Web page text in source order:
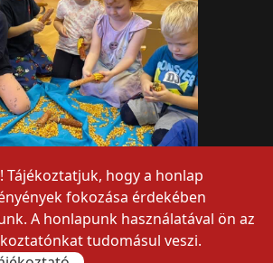
Tájékoztatjuk, hogy a honlap
fokozása érdekében
A honlapunk használatával ön az
tudomásul veszi.